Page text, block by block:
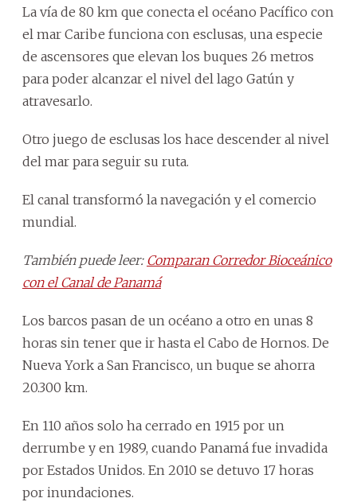
La vía de 80 km que conecta el océano Pacífico con
el mar Caribe funciona con esclusas, una especie
de ascensores que elevan los buques 26 metros
para poder alcanzar el nivel del lago Gatún y
atravesarlo.
Otro juego de esclusas los hace descender al nivel
del mar para seguir su ruta.
El canal transformó la navegación y el comercio
mundial.
También puede leer: Comparan Corredor Bioceánico
con el Canal de Panamá
Los barcos pasan de un océano a otro en unas 8
horas sin tener que ir hasta el Cabo de Hornos. De
Nueva York a San Francisco, un buque se ahorra
20.300 km.
En 110 años solo ha cerrado en 1915 por un
derrumbe y en 1989, cuando Panamá fue invadida
por Estados Unidos. En 2010 se detuvo 17 horas
por inundaciones.